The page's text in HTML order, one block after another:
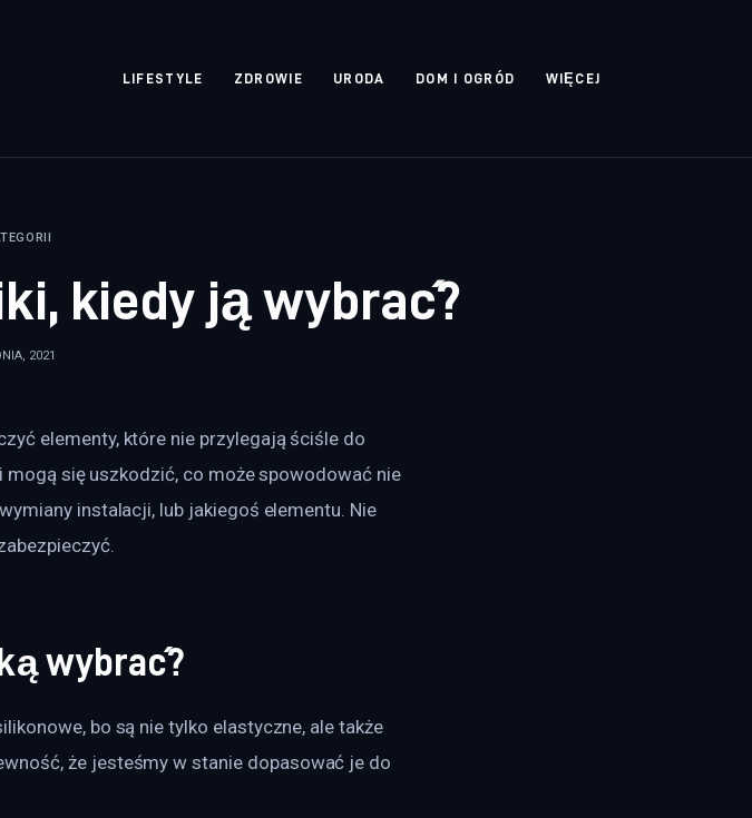
LIFESTYLE ZDROWIE URODA DOM I OGRÓD WIĘCEJ
kiedy ją wybrać?
2021
elementy, które nie przylegają ściśle do
się uszkodzić, co może spowodować nie
instalacji, lub jakiegoś elementu. Nie
wybrać?
bo są nie tylko elastyczne, ale także
że jesteśmy w stanie dopasować je do